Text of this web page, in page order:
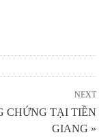
NEXT
CHỨNG TẠI TIỀN
GIANG »